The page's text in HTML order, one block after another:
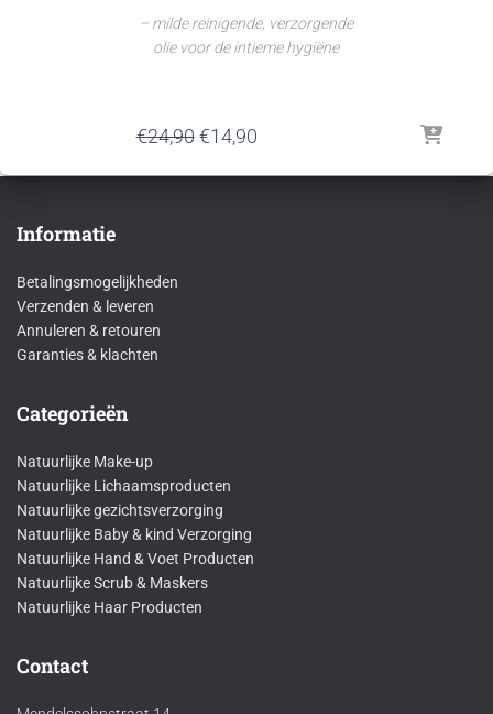
– milde reinigende, verzorgende
olie voor de intieme hygiëne
€24,90 Oorspronkelijke
was:
€14,90Huidige
is:
Informatie
Betalingsmogelijkheden
Verzenden & leveren
Annuleren & retouren
Garanties & klachten
Categorieën
Natuurlijke Make-up
Natuurlijke Lichaamsproducten
Natuurlijke gezichtsverzorging
Natuurlijke Baby & kind Verzorging
Natuurlijke Hand & Voet Producten
Natuurlijke Scrub & Maskers
Natuurlijke Haar Producten
Contact